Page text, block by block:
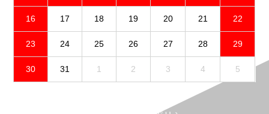
16 17 18 19 20 21 22
23 24 25 26 27 28 29
30 31 1 2 3 4 5